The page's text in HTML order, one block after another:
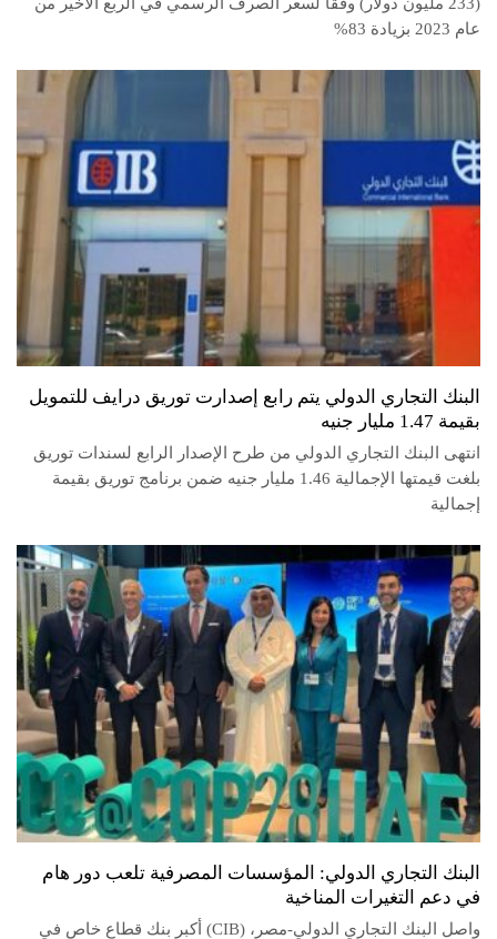
عام 2023 بزيادة 83%
البنك التجاري الدولي يتم رابع إصدارت توريق درايف للتمويل
بقيمة 1.47 مليار جنيه
انتهى البنك التجاري الدولي من طرح الإصدار الرابع لسندات توريق
بلغت قيمتها الإجمالية 1.46 مليار جنيه ضمن برنامج توريق بقيمة
إجمالية
البنك التجاري الدولي: المؤسسات المصرفية تلعب دور هام
في دعم التغيرات المناخية
واصل البنك التجاري الدولي-مصر، (CIB) أكبر بنك قطاع خاص في